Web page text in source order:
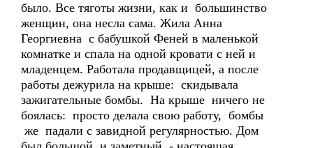
было. Все тяготы жизни, как и большинство
женщин, она несла сама. Жила Анна
Георгиевна с бабушкой Феней в маленькой
комнатке и спала на одной кровати с ней и
младенцем. Работала продавщицей, а после
работы дежурила на крыше: скидывала
зажигательные бомбы. На крыше ничего не
боялась: просто делала свою работу, бомбы
же падали с завидной регулярностью. Дом